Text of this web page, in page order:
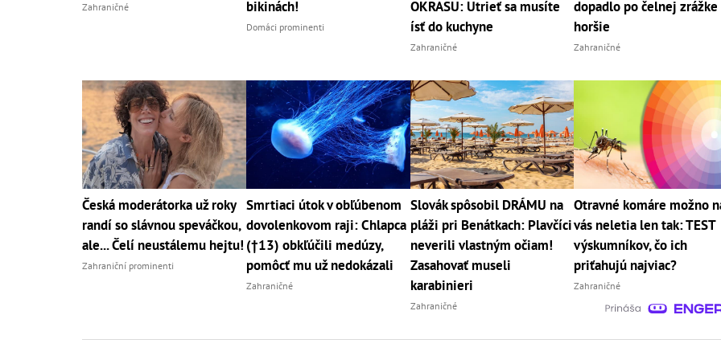
Zahraničné bikinách!
Domáci prominenti
OKRASU: Utrieť sa musíte
ísť do kuchyne
Zahraničné
dopadlo po čelnej zrážke
horšie
Zahraničné
Česká moderátorka už roky
randí so slávnou speváčkou,
ale... Čelí neustálemu hejtu!
Zahraniční prominenti
Smrtiaci útok v obľúbenom
dovolenkovom raji: Chlapca
(†13) obkľúčili medúzy,
pomôcť mu už nedokázali
Zahraničné
Slovák spôsobil DRÁMU na
pláži pri Benátkach: Plavčíci
neverili vlastným očiam!
Zasahovať museli
karabinieri
Zahraničné
Otravné komáre možno
vás neletia len tak: TEST
výskumníkov, čo ich
priťahujú najviac?
Zahraničné